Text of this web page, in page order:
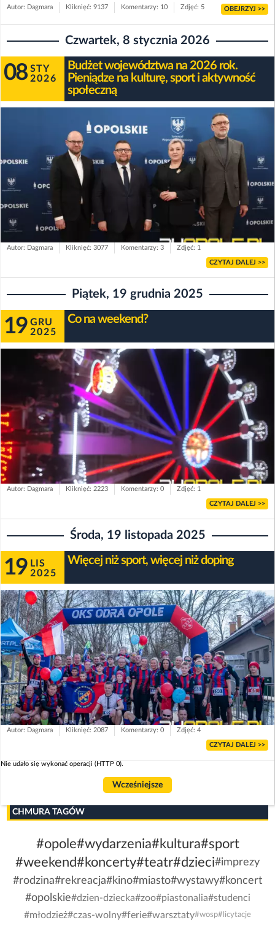
Autor: Dagmara Kliknięć: 9137 Komentarzy: 10 Zdjęć: 5 OBEJRZYJ >>
Czwartek, 8 stycznia 2026
08 STY
2026
Budżet województwa na 2026 rok.
Pieniądze na kulturę, sport i aktywność
społeczną
Autor: Dagmara Kliknięć: 3077 Komentarzy: 3 Zdjęć: 1
CZYTAJ DALEJ >>
Piątek, 19 grudnia 2025
19 GRU
2025
Co na weekend?
Autor: Dagmara Kliknięć: 2223 Komentarzy: 0 Zdjęć: 1
CZYTAJ DALEJ >>
Środa, 19 listopada 2025
19 LIS
2025
Więcej niż sport, więcej niż doping
Autor: Dagmara Kliknięć: 2087 Komentarzy: 0 Zdjęć: 4
CZYTAJ DALEJ >>
Nie udało się wykonać operacji (HTTP 0).
Wcześniejsze
CHMURA TAGÓW
#opole#wydarzenia#kultura#sport
#weekend#koncerty#teatr#dzieci#imprezy
#rodzina#rekreacja#kino#miasto#wystawy#koncert
#opolskie#dzien-dziecka#zoo#piastonalia#studenci
#młodzież#czas-wolny#ferie#warsztaty#wosp#licytacje